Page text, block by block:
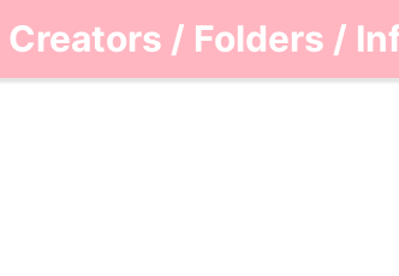
Creators / Folders /